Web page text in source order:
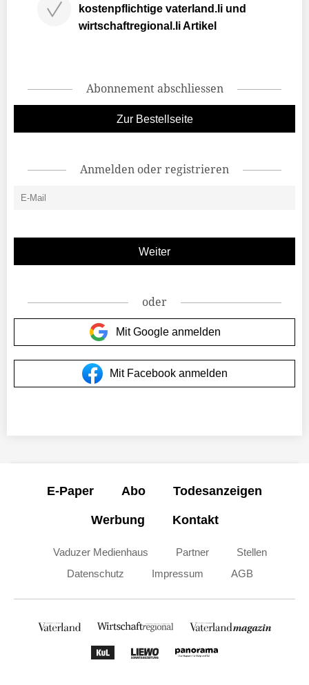
kostenpflichtige vaterland.li und
wirtschaftregional.li Artikel
Abonnement abschliessen
Zur Bestellseite
Anmelden oder registrieren
oder
Mit Google anmelden
Mit Facebook anmelden
E-Paper Abo Todesanzeigen
Werbung Kontakt
Vaduzer Medienhaus Partner
Stellen
Datenschutz
Impressum AGB